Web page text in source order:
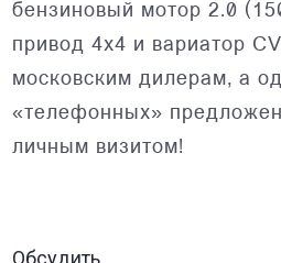
бензиновый мотор 2.0
привод 4х4 и вариатор
московским дилерам, а
«телефонных»
личным визитом!
Обсудить